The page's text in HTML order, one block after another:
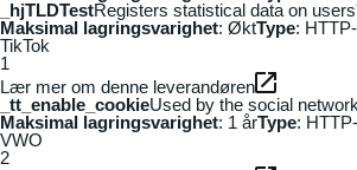
_hjTLDTestRegisters statistical data on
Maksimal lagringsvarighet: ØktType:
TikTok
1
Lær mer om denne leverandøren
_tt_enable_cookieUsed by the social
Maksimal lagringsvarighet: 1 årType:
VWO
2